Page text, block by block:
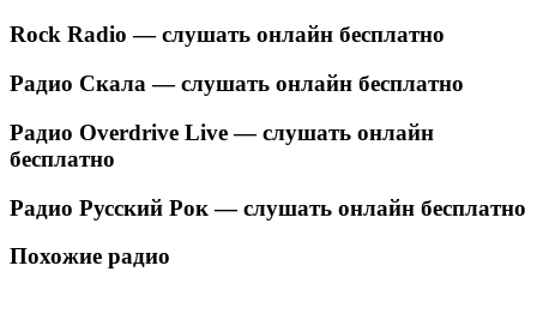
Rock Radio — слушать онлайн бесплатно
Радио Скала — слушать онлайн бесплатно
Радио Overdrive Live — слушать онлайн
бесплатно
Радио Русский Рок — слушать онлайн бесплатно
Похожие радио